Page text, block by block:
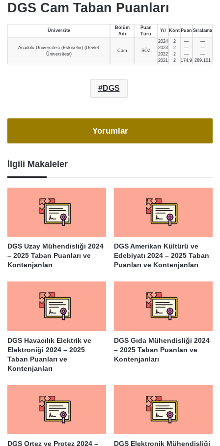
DGS Cam Taban Puanları
Üniversite
Bölüm
Adı
Puan
Türü
Yıl Kont Puan Sıralama
Anadolu Üniversitesi (Eskişehir) (Devlet
Üniversitesi)
Cam SÖZ
2024
2023
2022
2021
2
2
2
2
—
—
—
174,9
—
—
—
289.101
DGS
Yorumlar
İlgili Makaleler
DGS Uzay Mühendisliği 2024
– 2025 Taban Puanları ve
Kontenjanları
DGS Amerikan Kültürü ve
Edebiyatı 2024 – 2025 Taban
Puanları ve Kontenjanları
DGS Havacılık Elektrik ve
Elektroniği 2024 – 2025
Taban Puanları ve
Kontenjanları
DGS Gıda Mühendisliği 2024
– 2025 Taban Puanları ve
Kontenjanları
DGS Ortez ve Protez 2024 – DGS Elektronik Mühendisliği